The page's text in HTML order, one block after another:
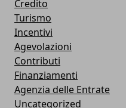
Credito
Turismo
Incentivi
Agevolazioni
Contributi
Finanziamenti
Agenzia delle Entrate
Uncategorized